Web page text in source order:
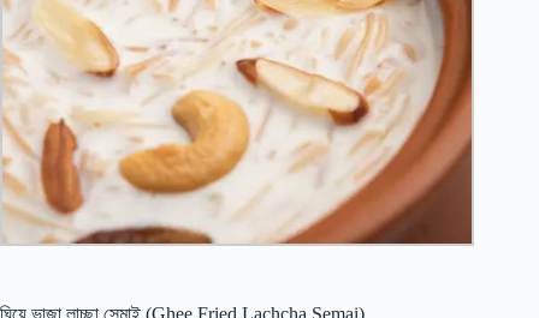
ঘিয়ে ভাজা লাচ্ছা সেমাই (Ghee Fried Lachcha Semai)